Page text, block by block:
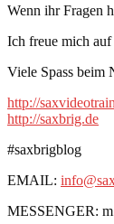
Wenn ihr Fragen
Ich freue mich auf
Viele Spass beim
http://
http://saxbrig.de
#saxbrigblog
EMAIL:
MESSENGER: